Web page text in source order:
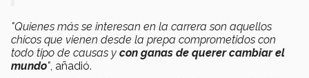
"Quienes más se interesan en la carrera son aquellos
chicos que vienen desde la prepa comprometidos con
todo tipo de causas y con ganas de querer cambiar el
mundo", añadió.